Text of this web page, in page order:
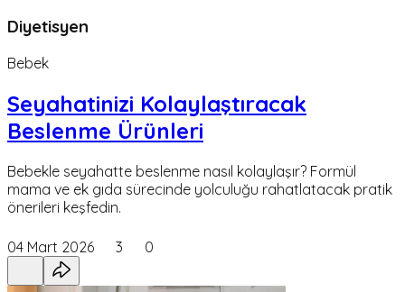
Diyetisyen
Bebek
Seyahatinizi Kolaylaştıracak
Beslenme Ürünleri
Bebekle seyahatte beslenme nasıl kolaylaşır? Formül
mama ve ek gıda sürecinde yolculuğu rahatlatacak pratik
önerileri keşfedin.
04 Mart 2026 3 0